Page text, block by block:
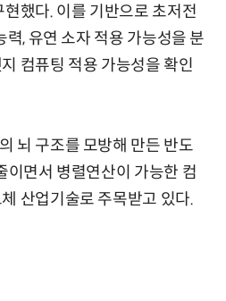
했다. 이를 기반으로 초저전
력, 유연 소자 적용 가능성을 분
컴퓨팅 적용 가능성을 확인
뇌 구조를 모방해 만든 반도
이면서 병렬연산이 가능한 컴
산업기술로 주목받고 있다.